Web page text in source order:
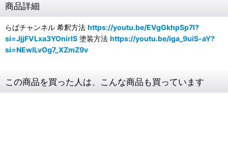
商品詳細
らばチャンネル 希釈方法 https://youtu.be/EVgGkhpSp7I?
si=JjjFVLxa3YOnirlS 塗装方法 https://youtu.be/iga_9uiS-aY?
si=NEwILvOg7_XZmZ9v
この商品を買った人は、こんな商品も買っています